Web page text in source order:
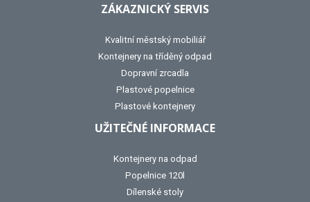
ZÁKAZNICKÝ SERVIS
Kvalitní městský mobiliář
Kontejnery na tříděný odpad
Dopravní zrcadla
Plastové popelnice
Plastové kontejnery
UŽITEČNÉ INFORMACE
Kontejnery na odpad
Popelnice 120l
Dílenské stoly